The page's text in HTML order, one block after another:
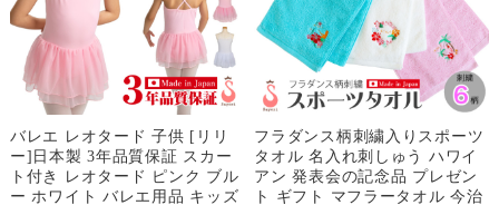
バレエ レオタード 子供 [リリ
ー]日本製 3年品質保証 スカー
ト付き レオタード ピンク ブル
ー ホワイト バレエ用品 キッズ
フラダンス柄刺繍入りスポーツ
タオル 名入れ刺しゅう ハワイ
アン 発表会の記念品 プレゼン
ト ギフト マフラータオル 今治